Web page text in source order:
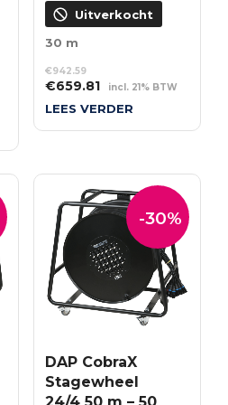
Uitverkocht
30 m
€942.59
Oorspronkelijke
prijs
€659.81Huidige
prijs
incl. 21% BTW
LEES VERDER
-30%
DAP CobraX
Stagewheel